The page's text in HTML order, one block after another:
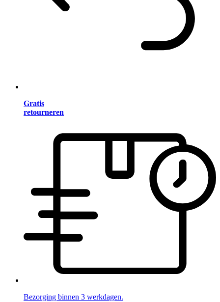
Gratis
retourneren
Bezorging binnen 3 werkdagen.